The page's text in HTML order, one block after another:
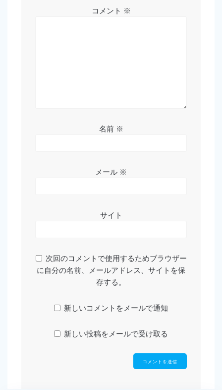
コメント ※
名前 ※
メール ※
サイト
次回のコメントで使用するためブラウザー
に自分の名前、メールアドレス、サイトを保
存する。
新しいコメントをメールで通知
新しい投稿をメールで受け取る